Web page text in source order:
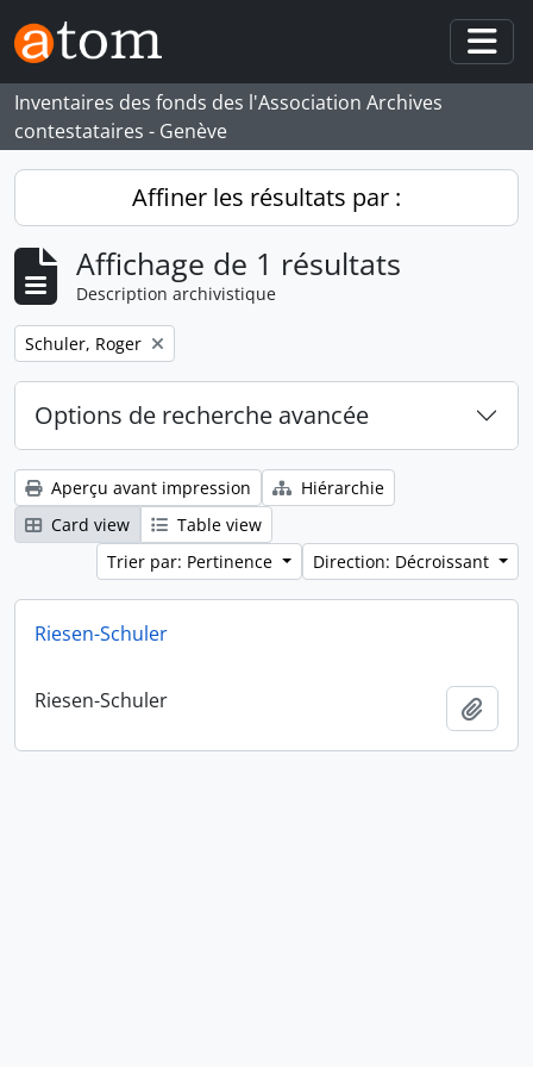
Skip to main content
Inventaires des fonds des l'Association Archives
contestataires - Genève
Affiner les résultats par :
Affichage de 1 résultats
Description archivistique
Remove filter:
Schuler, Roger
Options de recherche avancée
Aperçu avant impression
Hiérarchie
Card view
Table view
Trier par: Pertinence
Direction: Décroissant
Riesen-Schuler
Riesen-Schuler